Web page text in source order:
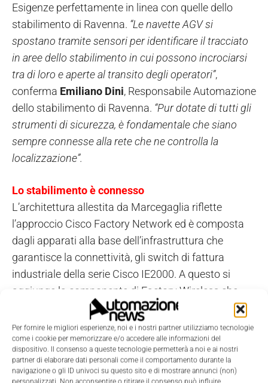
Per fornire le migliori esperienze, noi e i nostri partner utilizziamo tecnologie
come i cookie per memorizzare e/o accedere alle informazioni del
dispositivo. Il consenso a queste tecnologie permetterà a noi e ai nostri
partner di elaborare dati personali come il comportamento durante la
navigazione o gli ID univoci su questo sito e di mostrare annunci (non)
Esigenze perfettamente in linea con quelle dello
stabilimento di Ravenna. “Le navette AGV si
spostano tramite sensori per identificare il tracciato
in aree dello stabilimento in cui possono incrociarsi
tra di loro e aperte al transito degli operatori”,
conferma Emiliano Dini, Responsabile Automazione
dello stabilimento di Ravenna. “Pur dotate di tutti gli
strumenti di sicurezza, è fondamentale che siano
sempre connesse alla rete che ne controlla la
localizzazione”.
Lo stabilimento è connesso
L’architettura allestita da Marcegaglia riflette
l’approccio Cisco Factory Network ed è composta
dagli apparati alla base dell’infrastruttura che
garantisce la connettività, gli switch di fattura
industriale della serie Cisco IE2000. A questo si
aggiunge la componente di Factory Wireless che
porta la connettività in tutti i punti dei stabilimenti, e
comprende Access Point Cisco 1600 e 2700 e
controller Wireless 5500, il tutto gestito tramite
Cisco Prime Infrastructure.
L’infrastruttura è completata dalla componente di